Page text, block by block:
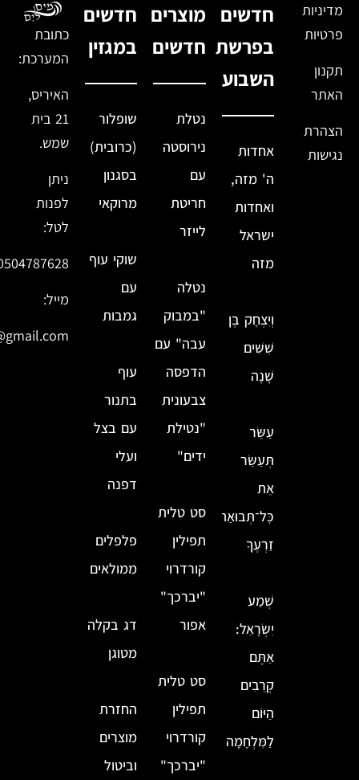
מדיניות
פרטיות
תקנון
האתר
הצהרת
נגישות
חדשים
בפרשת
השבוע
אחדות
ה' מזה,
ואחדות
ישראל
מזה
וְיִצְחָק בֶּן
שִׁשִּׁים
שָׁנָה
עַשֵּׂר
תְּעַשֵּׂר
אֵת
כׇּל־תְּבוּאַת
זַרְעֶךָ
שְׁמַע
יִשְׂרָאֵל:
אַתֶּם
קְרֵבִים
הַיּוֹם
לַמִּלְחָמָה
מוצרים
חדשים
נטלת
נירוסטה
עם
חריטת
לייזר
נטלה
"במבוק
עבה" עם
הדפסה
צבעונית
"נטילת
ידים"
סט טלית
תפילין
קורדרוי
"יברכך"
אפור
סט טלית
תפילין
קורדרוי
"יברכך"
חדשים
במגזין
שופלור
(כרובית)
בסגנון
מרוקאי
שוקי עוף
עם
גמבות
עוף
בתנור
עם בצל
ועלי
דפנה
פלפלים
ממולאים
דג בקלה
מטוגן
החזרת
מוצרים
וביטול
כתובת
המערכת:
האיריס,
21 בית
שמש.
ניתן
לפנות
לטל:
מייל: